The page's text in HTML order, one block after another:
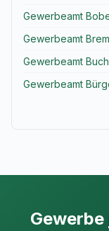
Gewerbeamt
Gewerbeamt
Gewerbeamt
Gewerbeamt